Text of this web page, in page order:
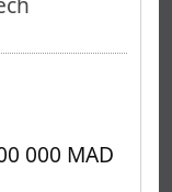
000 MAD